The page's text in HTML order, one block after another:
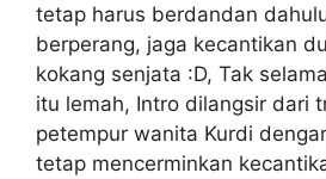
tetap harus berdandan
berperang, jaga kecantikan
kokang senjata :D, Tak
itu lemah, Intro dilangsir dari
petempur wanita Kurdi
tetap mencerminkan